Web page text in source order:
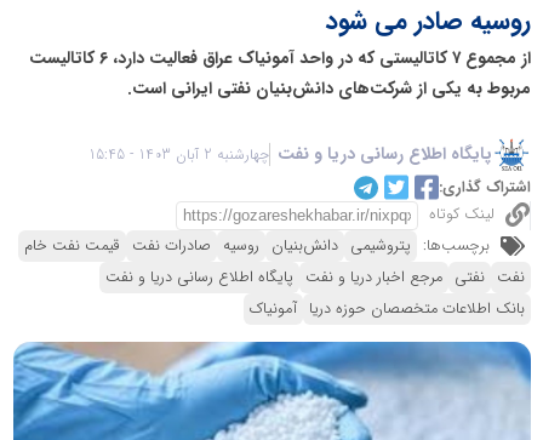
روسیه صادر می شود
از مجموع ۷ کاتالیستی که در واحد آمونیاک عراق فعالیت دارد، ۶ کاتالیست
مربوط به یکی از شرکت‌های دانش‌بنیان نفتی ایرانی است.
پایگاه اطلاع رسانی دریا و نفت چهارشنبه 2 آبان 1403 - 15:45
اشتراک گذاری:
لینک کوتاه
برچسب‌ها: پتروشیمی دانش‌بنیان روسیه صادرات نفت قیمت نفت خام
نفت نفتی مرجع اخبار دریا و نفت پایگاه اطلاع رسانی دریا و نفت
بانک اطلاعات متخصصان حوزه دریا آمونیاک